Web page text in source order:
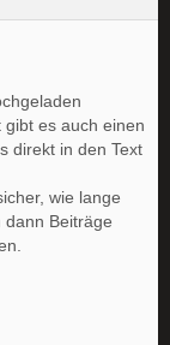
es auch einen
direkt in den Text
wie lange
Beiträge